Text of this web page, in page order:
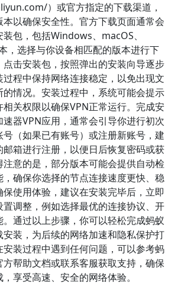
）或官方指定的下载渠道，
以确保安全性。官方下载页面通常会
包，包括Windows、macOS、
，选择与你设备相匹配的版本进行下
击安装包，按照弹出的安装向导逐步
程中保持网络连接稳定，以免出现文
情况。安装过程中，系统可能会提示
关权限以确保VPN正常运行。完成安
器VPN应用，通常会引导你进行初次
（如果已有账号）或注册新账号，建
箱进行注册，以便日后恢复密码或获
意的是，部分版本可能会提供自动检
确保你选择的节点连接速度更快、稳
使用体验，建议在安装完毕后，立即
调整，例如选择最优的连接协议、开
。通过以上步骤，你可以轻松完成蚂蚁
安装，为后续的网络加速和隐私保护打
装过程中遇到任何问题，可以参考蚂
帮助文档或联系客服获取支持，确保
享受高速、安全的网络体验。